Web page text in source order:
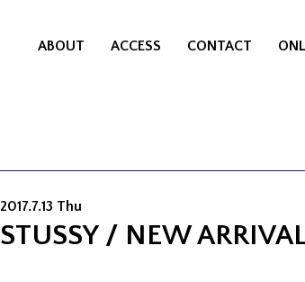
ABOUT ACCESS CONTACT
2017.7.13 Thu
STUSSY / NEW